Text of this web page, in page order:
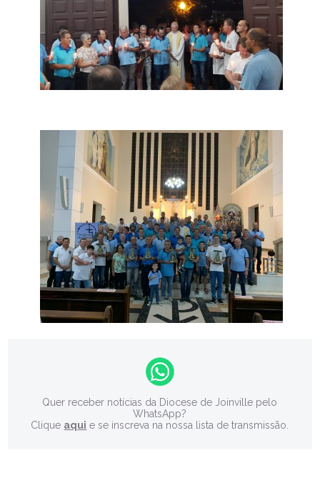
Quer receber notícias da Diocese de Joinville pelo
WhatsApp?
Clique aqui e se inscreva na nossa lista de transmissão.